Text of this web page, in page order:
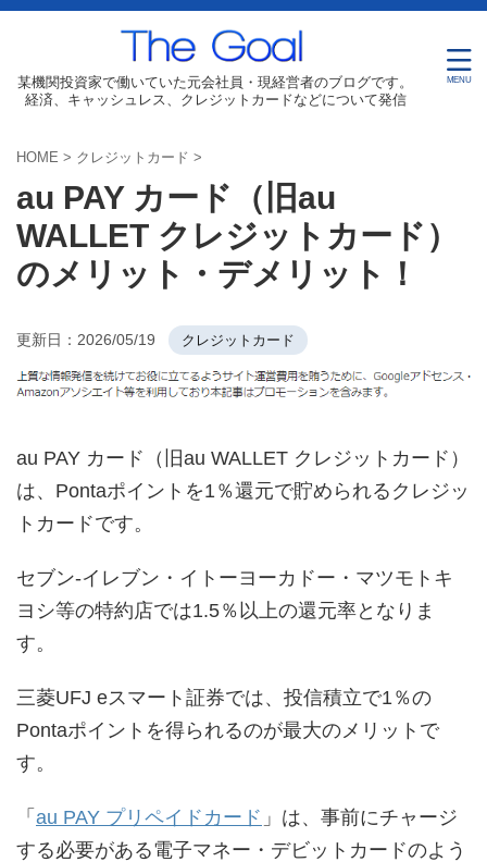
某機関投資家で働いていた元会社員・現経営者のブログです。
経済、キャッシュレス、クレジットカードなどについて発信
HOME > クレジットカード >
au PAY カード（旧au
WALLET クレジットカード）
のメリット・デメリット！
更新日： 2026/05/19 クレジットカード
au PAY カード（旧au WALLET クレジットカード）
は、Pontaポイントを1％還元で貯められるクレジッ
トカードです。
セブン-イレブン・イトーヨーカドー・マツモトキ
ヨシ等の特約店では1.5％以上の還元率となりま
す。
三菱UFJ eスマート証券では、投信積立で1％の
Pontaポイントを得られるのが最大のメリットで
す。
「 au PAY プリペイドカード 」は、事前にチャージ
する必要がある電子マネー・デビットカードのよう